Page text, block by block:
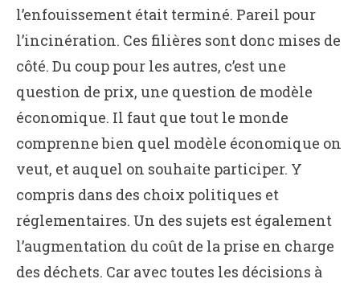
l’enfouissement était terminé. Pareil pour
l’incinération. Ces filières sont donc mises de
côté. Du coup pour les autres, c’est une
question de prix, une question de modèle
économique. Il faut que tout le monde
comprenne bien quel modèle économique on
veut, et auquel on souhaite participer. Y
compris dans des choix politiques et
réglementaires. Un des sujets est également
l’augmentation du coût de la prise en charge
des déchets. Car avec toutes les décisions à